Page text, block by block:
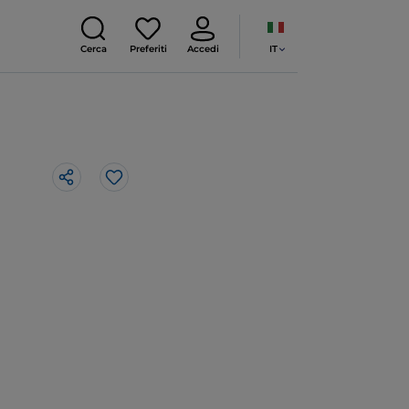
Cerca Preferiti Accedi IT
Like